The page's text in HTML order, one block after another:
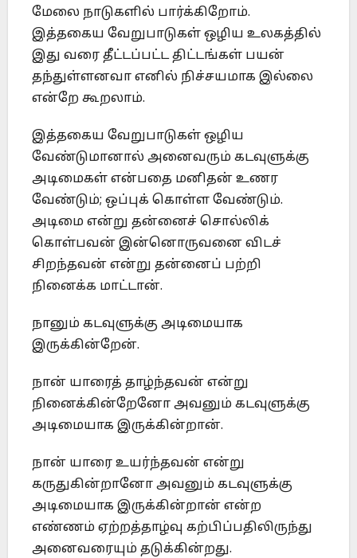
மேலை நாடுகளில் பார்க்கிறோம்.
இத்தகைய வேறுபாடுகள் ஒழிய உலகத்தில்
இது வரை தீட்டப்பட்ட திட்டங்கள் பயன்
தந்துள்ளனவா எனில் நிச்சயமாக இல்லை
என்றே கூறலாம்.
இத்தகைய வேறுபாடுகள் ஒழிய
வேண்டுமானால் அனைவரும் கடவுளுக்கு
அடிமைகள் என்பதை மனிதன் உணர
வேண்டும்; ஒப்புக் கொள்ள வேண்டும்.
அடிமை என்று தன்னைச் சொல்லிக்
கொள்பவன் இன்னொருவனை விடச்
சிறந்தவன் என்று தன்னைப் பற்றி
நினைக்க மாட்டான்.
நானும் கடவுளுக்கு அடிமையாக
இருக்கின்றேன்.
நான் யாரைத் தாழ்ந்தவன் என்று
நினைக்கின்றேனோ அவனும் கடவுளுக்கு
அடிமையாக இருக்கின்றான்.
நான் யாரை உயர்ந்தவன் என்று
கருதுகின்றானோ அவனும் கடவுளுக்கு
அடிமையாக இருக்கின்றான் என்ற
எண்ணம் ஏற்றத்தாழ்வு கற்பிப்பதிலிருந்து
அனைவரையும் தடுக்கின்றது.